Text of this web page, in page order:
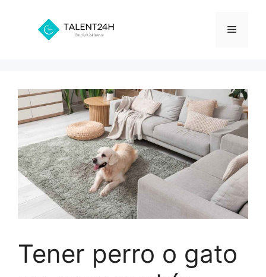
contenido
Menú
Tener perro o gato